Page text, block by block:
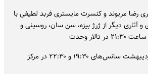
رضا مریوند و کنسرت مایستری فربد لطیفی با
آثاری دیگر از ژرژ بیزه، سن سان، روسینی و
محسن ابراهیم‌زاده ۲۸ اردیبهشت سانس‌های ۱۹:۳۰ و ۲۲:۳۰ در مرکز